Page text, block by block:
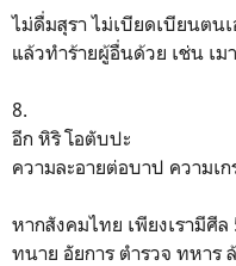
ไม่ดื่มสุรา ไม่เบียดเบียนตน
แล้วทำร้ายผู้อื่นด้วย เช่น เม
8.
อีก หิริ โอตับปะ
ความละอายต่อบาป ความเ
หากสังคมไทย เพียงเรามีศี
ทนาย อัยการ ตำรวจ ทหาร